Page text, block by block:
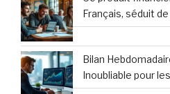
Français, séduit
Bilan
Inoubliable pour